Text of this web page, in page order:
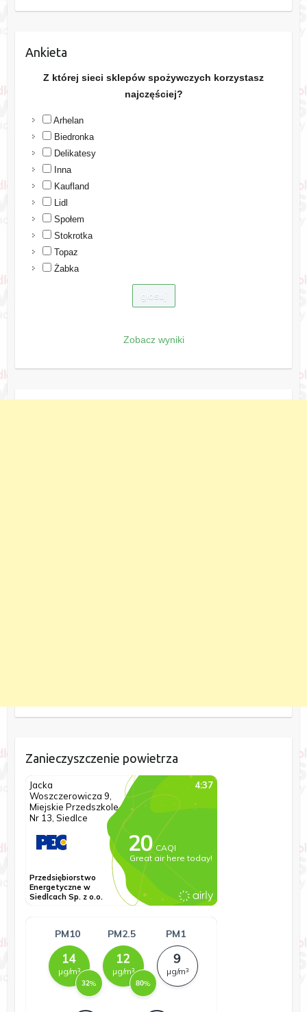
Ankieta
Z której sieci sklepów spożywczych korzystasz
najczęściej?
Arhelan
Biedronka
Delikatesy
Inna
Kaufland
Lidl
Społem
Stokrotka
Topaz
Żabka
Zobacz wyniki
Zanieczyszczenie powietrza